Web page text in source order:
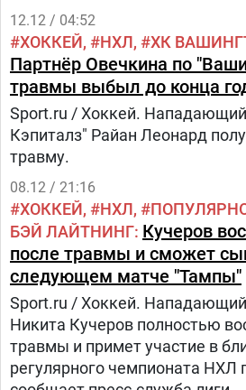
состоялись в Вашингтоне и
выступал адвокат Вотс. В
правозащитники, которые
приезда в Украину, а также
отделением детской больницы
Бабичева. Она получила
проведения пресс-
и Вашингтоне их участники
по видеосвязи.
12.12 / 04:52
ХОККЕЙ НХЛ ХК
Партнёр Овечкина по
травмы выбыл до конца
Sport.ru / Хоккей.
Кэпиталз" Райан Леонард
травму.
08.12 / 21:16
ХОККЕЙ НХЛ
БЭЙ ЛАЙТНИНГ Кучеров
после травмы и сможет
следующем матче "Тампы"
Sport.ru / Хоккей.
Никита Кучеров полностью
травмы и примет участие в
регулярного чемпионата НХЛ